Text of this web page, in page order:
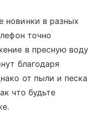
новинки в разных
точно
в пресную воду
благодаря
от пыли и песка
что будьте